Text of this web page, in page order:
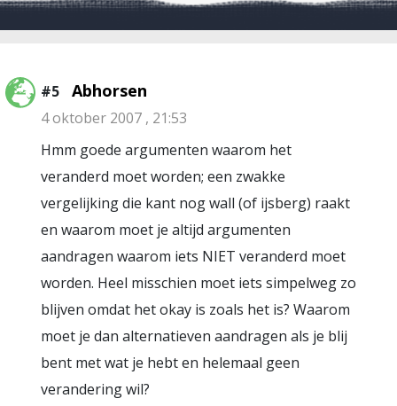
#5 Abhorsen
4 oktober 2007 , 21:53
Hmm goede argumenten waarom het
veranderd moet worden; een zwakke
vergelijking die kant nog wall (of ijsberg) raakt
en waarom moet je altijd argumenten
aandragen waarom iets NIET veranderd moet
worden. Heel misschien moet iets simpelweg zo
blijven omdat het okay is zoals het is? Waarom
moet je dan alternatieven aandragen als je blij
bent met wat je hebt en helemaal geen
verandering wil?